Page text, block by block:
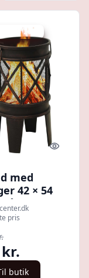
- spar 26 %
Quick
med
42 × 54
pris
butik